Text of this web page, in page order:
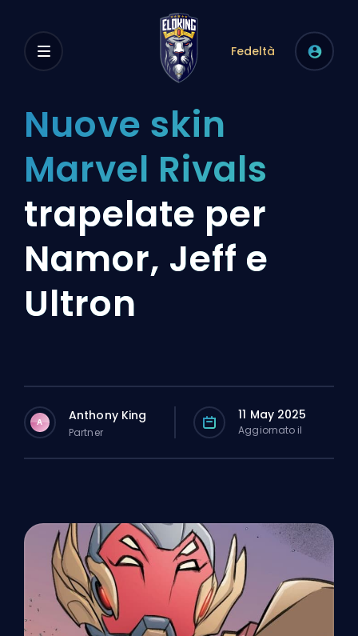
Fedeltà
Nuove skin
Marvel Rivals
trapelate per
Namor, Jeff e
Ultron
A Anthony King
Partner
11 May 2025
Aggiornato il